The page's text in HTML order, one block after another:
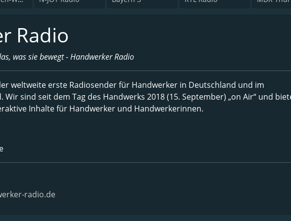
Radio
was sie bewegt - Handwerker Radio
weltweite erste Radiosender für Handwerker in Deutschland und im
sind seit dem Tag des Handwerks 2018 (15. September) „on Air“ und
Inhalte für Handwerker und Handwerkerinnen.
radio.de